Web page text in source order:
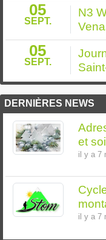
05
SEPT.
N3
05
SEPT.
DERNIÈRES NEWS
et
il y a 7
il y a 7